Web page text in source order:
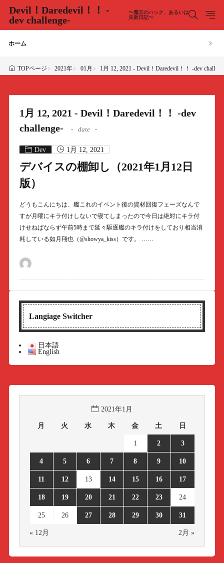
Devil！Daredevil！！ -
dev challenge-
〜魔王のハック、あるいは
失敗日記〜
ホーム
TOPページ 2021年 01月 1月 12, 2021 - Devil！Daredevil！！ -dev
1月 12, 2021 - Devil！Daredevil！！ -dev
challenge-
date
Dev 1月 12, 2021
デバイスの棚卸し（2021年1月12日
版）
どうもこんにちは、艦これのイベント後の資材回復フェーズなんで
すが月曜にキラ付けしないで寝てしまったので今日は絶対にキラ付
けせねばならず午前5時まで延々駆逐艦のキラ付けをしており相当消
耗している如月翔也（@showya_kiss）です。 ……
Langiage Switcher
日本語
English
2021年1月
月 火 水 木 金 土 日
1 2 3
4 5 6 7 8 9 10
11 12 13 14 15 16 17
18 19 20 21 22 23 24
25 26 27 28 29 30 31
« 12月 2月 »